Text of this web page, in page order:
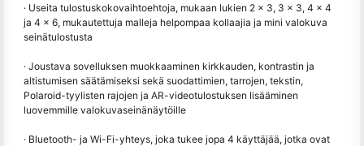
· Useita tulostuskokovaihtoehtoja, mukaan lukien 2 × 3, 3 × 3, 4 × 4
ja 4 × 6, mukautettuja malleja helpompaa kollaajia ja mini valokuva
seinätulostusta
· Joustava sovelluksen muokkaaminen kirkkauden, kontrastin ja
altistumisen säätämiseksi sekä suodattimien, tarrojen, tekstin,
Polaroid-tyylisten rajojen ja AR-videotulostuksen lisääminen
luovemmille valokuvaseinänäytöille
· Bluetooth- ja Wi-Fi-yhteys, joka tukee jopa 4 käyttäjää, jotka ovat